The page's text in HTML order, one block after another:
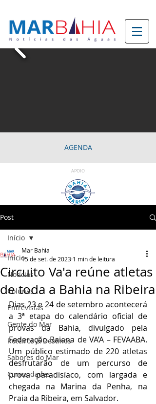
AGENDA
APOIO
Post
Início
Notícias
Colunas
Entrevistas
Gente do Mar
Roteiros & Destinos
Sabores do Mar
Curiosidades
Início
Circuito Va'a reúne atletas
de toda a Bahia na Ribeira
Mar Bahia
15 de set. de 2023 1 min de leitura
Dias 23 e 24 de setembro acontecerá
a 3ª etapa do calendário oficial de
provas da Bahia, divulgado pela
Federação Baiana de VA’A – FEVAABA.
Um público estimado de 220 atletas
desfrutarão de um percurso de
prova paradisíaco, com largada e
chegada na Marina da Penha, na
Praia da Ribeira, em Salvador.